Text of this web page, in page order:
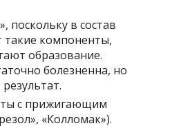
поскольку в состав
такие компоненты,
образование.
болезненна, но
с прижигающим
«Колломак»).